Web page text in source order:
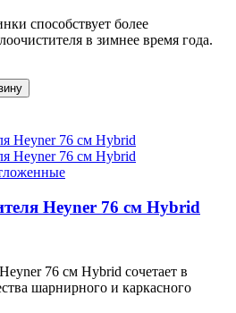
способствует более
в зимнее время года.
Heyner 76 см Hybrid
76 см Hybrid сочетает в
шарнирного и каркасного